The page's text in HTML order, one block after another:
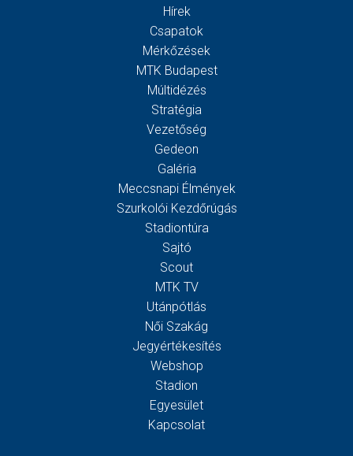
Hírek
Csapatok
Mérkőzések
MTK Budapest
Múltidézés
Stratégia
Vezetőség
Gedeon
Galéria
Meccsnapi Élmények
Szurkolói Kezdőrúgás
Stadiontúra
Sajtó
Scout
MTK TV
Utánpótlás
Női Szakág
Jegyértékesítés
Webshop
Stadion
Egyesület
Kapcsolat